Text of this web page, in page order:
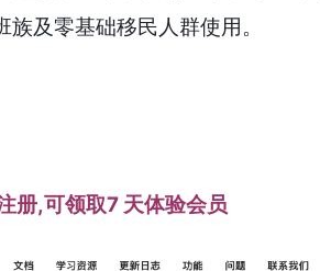
及零基础移民人群使用。
册,可领取7 天体验会员